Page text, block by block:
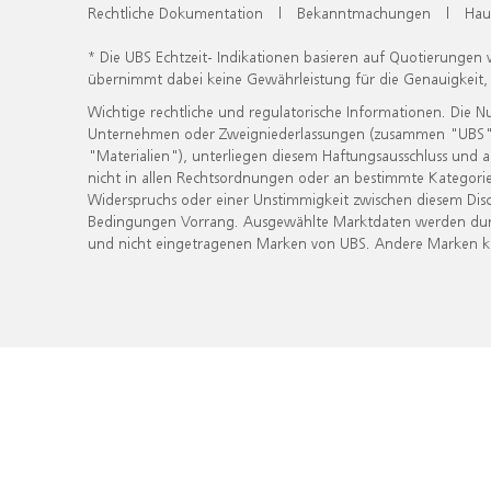
Rechtliche Dokumentation | Bekanntmachungen |
* Die UBS Echtzeit- Indikationen basieren auf
übernimmt dabei keine Gewährleistung für die
Wichtige rechtliche und regulatorische Informationen. Die
Unternehmen oder Zweigniederlassungen (zusammen
"Materialien"), unterliegen diesem Haftungsausschluss
nicht in allen Rechtsordnungen oder an bestimmte
Widerspruchs oder einer Unstimmigkeit zwischen diesem
Bedingungen Vorrang. Ausgewählte Marktdaten werden
und nicht eingetragenen Marken von UBS. Andere Marken